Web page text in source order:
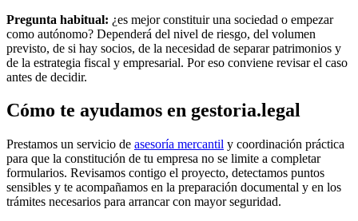
Pregunta habitual: ¿es mejor constituir una sociedad o empezar
como autónomo? Dependerá del nivel de riesgo, del volumen
previsto, de si hay socios, de la necesidad de separar patrimonios y
de la estrategia fiscal y empresarial. Por eso conviene revisar el caso
antes de decidir.
Cómo te ayudamos en gestoria.legal
Prestamos un servicio de asesoría mercantil y coordinación práctica
para que la constitución de tu empresa no se limite a completar
formularios. Revisamos contigo el proyecto, detectamos puntos
sensibles y te acompañamos en la preparación documental y en los
trámites necesarios para arrancar con mayor seguridad.